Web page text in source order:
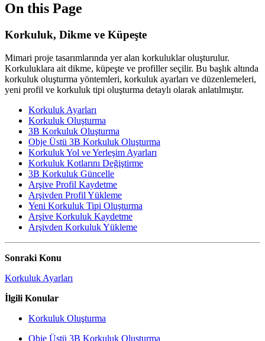
On this Page
Korkuluk, Dikme ve Küpeşte
Mimari proje tasarımlarında yer alan korkuluklar oluşturulur.
Korkuluklara ait dikme, küpeşte ve profiller seçilir. Bu başlık altında
korkuluk oluşturma yöntemleri, korkuluk ayarları ve düzenlemeleri,
yeni profil ve korkuluk tipi oluşturma detaylı olarak anlatılmıştır.
Korkuluk Ayarları
Korkuluk Oluşturma
3B Korkuluk Oluşturma
Obje Üstü 3B Korkuluk Oluşturma
Korkuluk Yol ve Yerleşim Ayarları
Korkuluk Kotlarını Değiştirme
3B Korkuluk Güncelle
Arşive Profil Kaydetme
Arşivden Profil Yükleme
Yeni Korkuluk Tipi Oluşturma
Arşive Korkuluk Kaydetme
Arşivden Korkuluk Yükleme
Sonraki Konu
Korkuluk Ayarları
İlgili Konular
Korkuluk Oluşturma
Obje Üstü 3B Korkuluk Oluşturma